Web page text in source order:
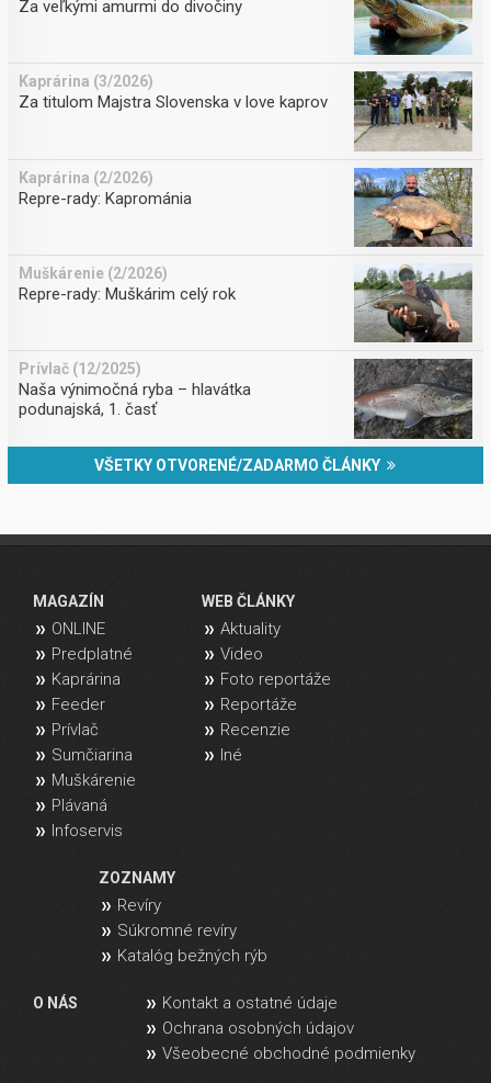
Za veľkými amurmi do divočiny
Kaprárina (3/2026)
Za titulom Majstra Slovenska v love kaprov
Kaprárina (2/2026)
Repre-rady: Kaprománia
Muškárenie (2/2026)
Repre-rady: Muškárim celý rok
Prívlač (12/2025)
Naša výnimočná ryba – hlavátka
podunajská, 1. časť
VŠETKY OTVORENÉ/ZADARMO ČLÁNKY
MAGAZÍN
ONLINE
Predplatné
Kaprárina
Feeder
Prívlač
Sumčiarina
Muškárenie
Plávaná
Infoservis
WEB ČLÁNKY
Aktuality
Video
Foto reportáže
Reportáže
Recenzie
Iné
ZOZNAMY
Revíry
Súkromné revíry
Katalóg bežných rýb
O NÁS
Kontakt a ostatné údaje
Ochrana osobných údajov
Všeobecné obchodné podmienky